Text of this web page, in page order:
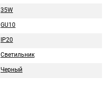
35W
GU10
IP20
Светильник
Черный